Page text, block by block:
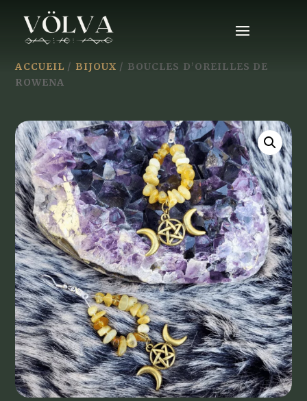
ACCUEIL / BIJOUX / BOUCLES D’OREILLES DE
ROWENA